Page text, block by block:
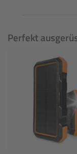
Perfekt